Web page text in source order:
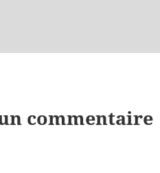
commentaire